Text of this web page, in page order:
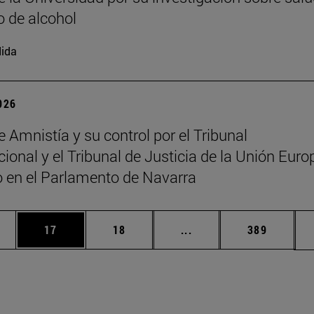
de alcohol
Amnistía y su control por el Tribunal
y el Tribunal de Justicia de la Unión
en el Parlamento de Navarra
Use TAB para desplazarse.
Página
17 Página
18 ... Páginas intermedias
Página
389